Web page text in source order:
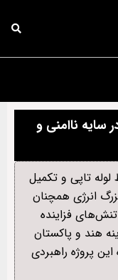
سایه ناامنی و
تاپی و تکمیل
انرژی همچنان
فزاینده
هند و پاکستان
پروژه راهبردی